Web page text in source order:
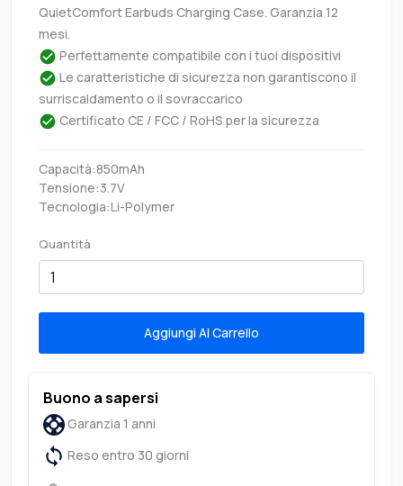
QuietComfort Earbuds Charging Case. Garanzia 12
mesi.
Perfettamente compatibile con i tuoi dispositivi
Le caratteristiche di sicurezza non garantiscono il
surriscaldamento o il sovraccarico
Certificato CE / FCC / RoHS per la sicurezza
Capacità:850mAh
Tensione:3.7V
Tecnologia:Li-Polymer
Quantità
Aggiungi Al Carrello
Buono a sapersi
Garanzia 1 anni
Reso entro 30 giorni